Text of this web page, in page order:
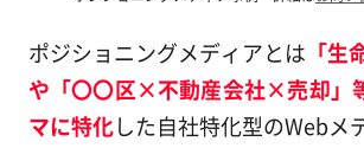
ポジショニングメディアとは 「
や「〇〇区×不動産会社×売却」
マに特化した自社特化型のWebメ